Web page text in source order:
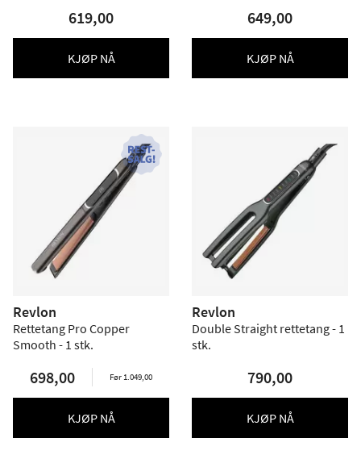
619,00
KJØP NÅ
649,00
KJØP NÅ
Revlon
Rettetang Pro Copper
Smooth - 1 stk.
698,00 Før 1.049,00
KJØP NÅ
Revlon
Double Straight rettetang - 1
stk.
790,00
KJØP NÅ